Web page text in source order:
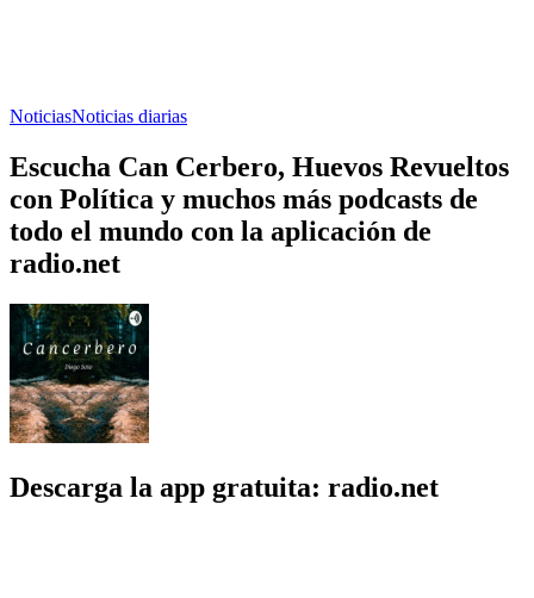
NoticiasNoticias diarias
Escucha Can Cerbero, Huevos Revueltos
con Política y muchos más podcasts de
todo el mundo con la aplicación de
radio.net
Descarga la app gratuita: radio.net